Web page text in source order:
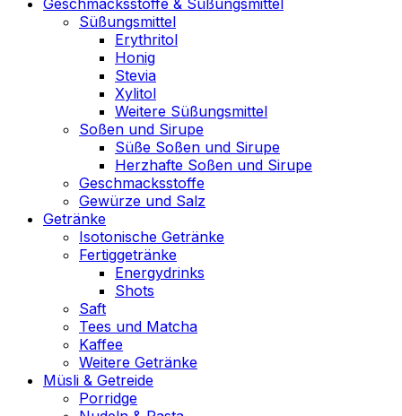
Süßungsmittel
Erythritol
Honig
Stevia
Xylitol
Weitere Süßungsmittel
Soßen und Sirupe
Süße Soßen und Sirupe
Herzhafte Soßen und Sirupe
Geschmacksstoffe
Gewürze und Salz
Getränke
Isotonische Getränke
Fertiggetränke
Energydrinks
Shots
Saft
Tees und Matcha
Kaffee
Weitere Getränke
Müsli & Getreide
Porridge